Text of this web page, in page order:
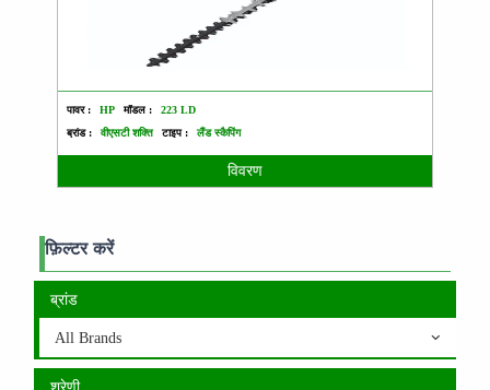
पावर : HP मॉडल :
223 LD
ब्रांड :
वीएसटी शक्ति टाइप : लैंड स्कैपिंग
विवरण
फ़िल्टर करें
ब्रांड
All Brands